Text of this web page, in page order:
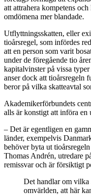
att attrahera kompetens
omdömena mer blandade.
Utflyttningsskatten, eller
tioårsregel, som infördes
att en person som varit
under de föregående tio
kapitalvinster på vissa
anser dock att tioårsregeln
beror på vilka skatteavtal
Akademikerförbundets
alls är konstigt att införa en
– Det är egentligen en
länder, exempelvis
behöver byta ut
Thomas Andrén, utredare
remissvar och är försiktigt
Det handlar om
omvärlden, att här